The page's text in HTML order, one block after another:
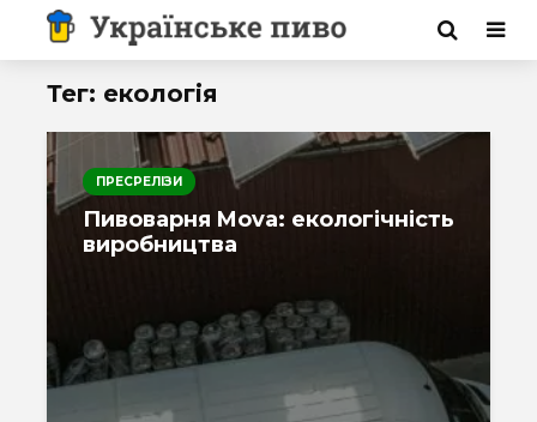
Тег: екологія
ПРЕСРЕЛІЗИ
Пивоварня Mova: екологічність
виробництва